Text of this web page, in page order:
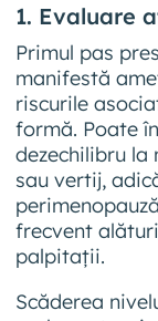
1. Evaluare
Primul pas
manifestă
riscurile
formă. Poate
dezechilibru la
sau vertij,
frecvent
palpitații.
Scăderea